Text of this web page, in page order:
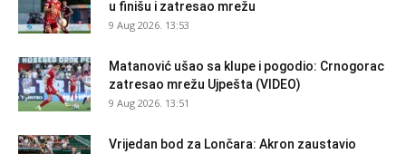
u finišu i zatresao mrežu
9 Aug 2026. 13:53
Matanović ušao sa klupe i pogodio: Crnogorac
zatresao mrežu Ujpešta (VIDEO)
9 Aug 2026. 13:51
Vrijedan bod za Lončara: Akron zaustavio